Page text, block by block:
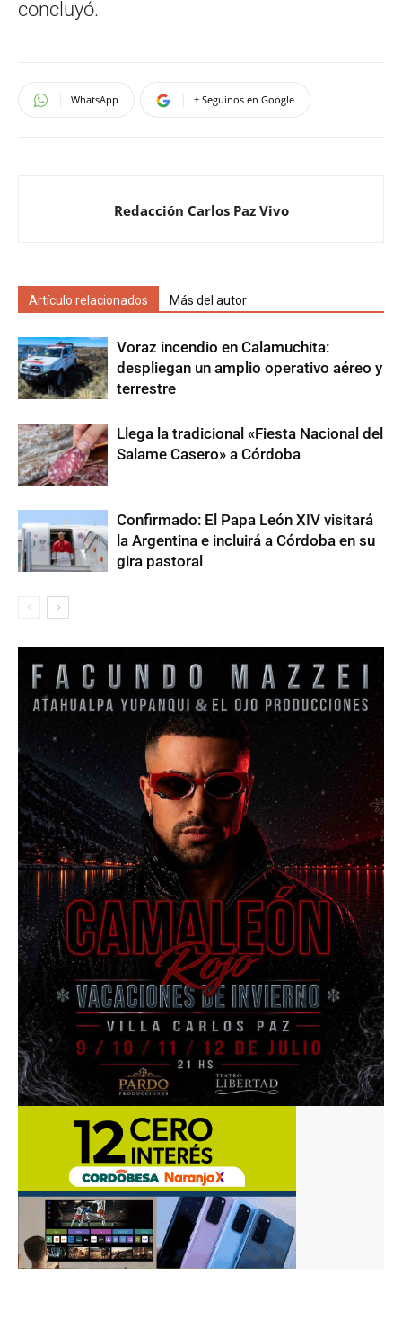
concluyó.
WhatsApp + Seguinos en Google
Redacción Carlos Paz Vivo
Artículo relacionados Más del autor
Voraz incendio en Calamuchita:
despliegan un amplio operativo aéreo y
terrestre
Llega la tradicional «Fiesta Nacional del
Salame Casero» a Córdoba
Confirmado: El Papa León XIV visitará
la Argentina e incluirá a Córdoba en su
gira pastoral